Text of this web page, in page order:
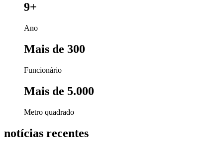
9+
Ano
Mais de 300
Funcionário
Mais de 5.000
Metro quadrado
notícias recentes